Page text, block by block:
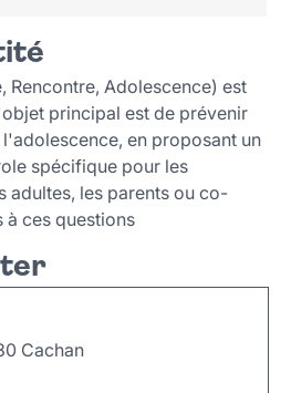
Rencontre, Adolescence) est
principal est de prévenir
en proposant un
spécifique pour les
adultes, les parents ou co-
ces questions
Cachan